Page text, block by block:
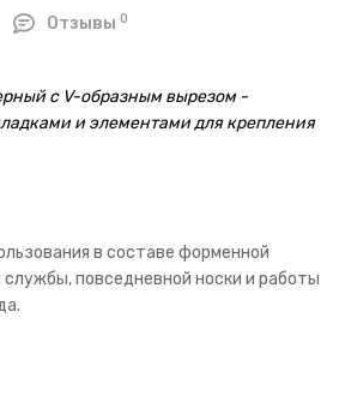
Отзывы0
с V-образным вырезом -
и элементами для крепления
в составе форменной
повседневной носки и работы